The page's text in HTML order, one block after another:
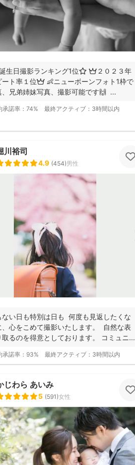
生日撮影ランキング1位⭐️ 👑２０２３年
ート率１位👑 👶ニューボーンフォト1枠で
、兄弟姉妹写真、撮影可能です🙌 ...
承諾率： 74% 最終アクティブ： 3時間以内
川裕司
4.9 (454)男性
ない日も特別は日も 何度も見返したくな
、心をこめて撮影いたします。 自然な表
取るのを得意としております。 コミュニ...
承諾率： 93% 最終アクティブ： 3時間以内
じわら あいみ
5 (591)女性